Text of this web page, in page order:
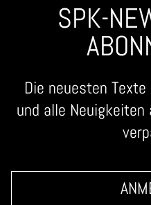
SPK-
Die neuesten
und alle Neuigkeiten